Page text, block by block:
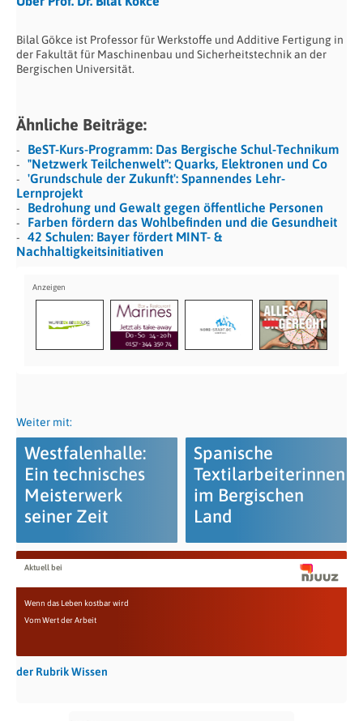
Bilal Gökce ist Professor für Werkstoffe und Additive Fertigung in
der Fakultät für Maschinenbau und Sicherheitstechnik an der
Bergischen Universität.
Ähnliche Beiträge:
BeST-Kurs-Programm: Das Bergische Schul-Technikum
"Netzwerk Teilchenwelt": Quarks, Elektronen und Co
'Grundschule der Zukunft': Spannendes Lehr-
Lernprojekt
Bedrohung und Gewalt gegen öffentliche Personen
Farben fördern das Wohlbefinden und die Gesundheit
42 Schulen: Bayer fördert MINT- &
Nachhaltigkeitsinitiativen
Weiter mit:
Westfalenhalle:
Ein technisches
Meisterwerk
seiner Zeit
Spanische
Textilarbeiterinnen
im Bergischen
Land
Aktuell bei
Wenn das Leben kostbar wird
Vom Wert der Arbeit
der Rubrik Wissen